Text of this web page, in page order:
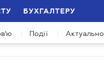
БУХГАЛТЕРУ
Події Актуально